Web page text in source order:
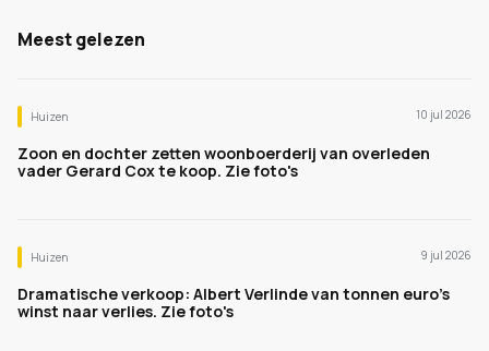
Meest gelezen
Huizen 10 jul 2026
Zoon en dochter zetten woonboerderij van overleden
vader Gerard Cox te koop. Zie foto's
Huizen 9 jul 2026
Dramatische verkoop: Albert Verlinde van tonnen euro's
winst naar verlies. Zie foto's